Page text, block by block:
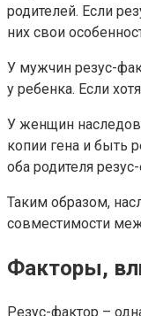
родителей. Если
них свои
У мужчин резус-
у ребенка. Если
У женщин
копии гена и быть
оба родителя
Таким образом,
совместимости
Факторы,
Резус-фактор –